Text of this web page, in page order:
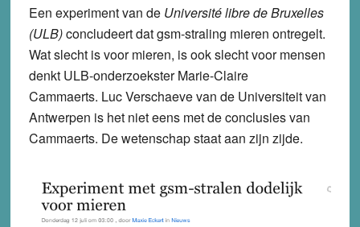
Een experiment van de Université libre de Bruxelles
(ULB)concludeert dat gsm-straling mieren ontregelt.
Wat slecht is voor mieren, is ook slecht voor mensen
denkt ULB-onderzoekster Marie-Claire
Cammaerts. Luc Verschaeve van de Universiteit van
Antwerpen is het niet eens met de conclusies van
Cammaerts. De wetenschap staat aan zijn zijde.